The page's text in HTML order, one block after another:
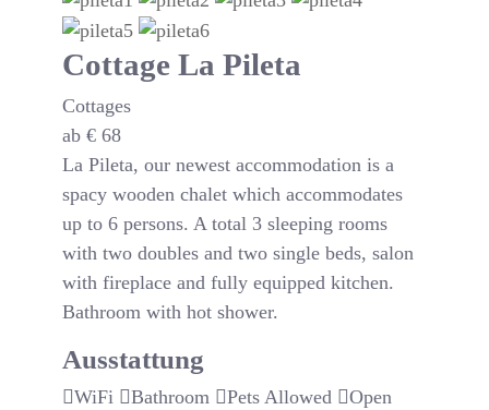
Cottage La Pileta
Cottages
ab € 68
La Pileta, our newest accommodation is a
spacy wooden chalet which accommodates
up to 6 persons. A total 3 sleeping rooms
with two doubles and two single beds, salon
with fireplace and fully equipped kitchen.
Bathroom with hot shower.
Ausstattung
WiFi Bathroom Pets Allowed
Open